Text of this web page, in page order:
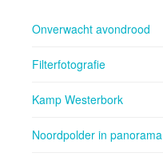
Onverwacht avondrood
Filterfotografie
Kamp Westerbork
Noordpolder in panorama